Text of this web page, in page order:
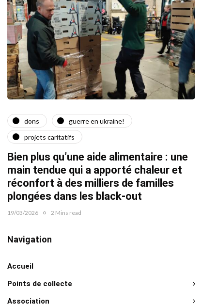
dons
guerre en ukraine!
projets caritatifs
Bien plus qu’une aide alimentaire : une
main tendue qui a apporté chaleur et
réconfort à des milliers de familles
plongées dans les black-out
19/03/2026 2 Mins read
Navigation
Accueil
Points de collecte
Association